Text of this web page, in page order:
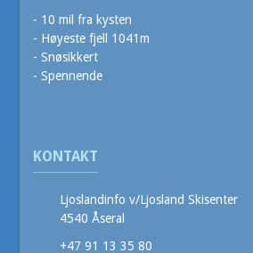
- 10 mil fra kysten
- Høyeste fjell 1041m
- Snøsikkert
- Spennende
KONTAKT
Ljoslandinfo v/Ljosland Skisenter
4540 Åseral
+47 91 13 35 80